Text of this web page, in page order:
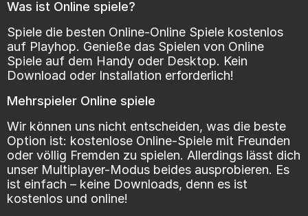
Was ist Online spiele?
Spiele die besten Online-Online Spiele kostenlos
auf Playhop. Genieße das Spielen von Online
Spiele auf dem Handy oder Desktop. Kein
Download oder Installation erforderlich!
Mehrspieler Online spiele
Wir können uns nicht entscheiden, was die beste
Option ist: kostenlose Online-Spiele mit Freunden
oder völlig Fremden zu spielen. Allerdings lässt dich
unser Multiplayer-Modus beides ausprobieren. Es
ist einfach – keine Downloads, denn es ist
kostenlos und online!